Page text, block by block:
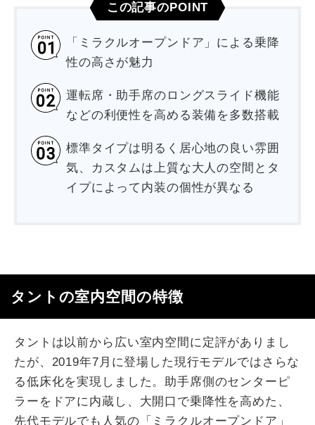
この記事のPOINT
「ミラクルオープンドア」による乗降
性の高さが魅力
運転席・助手席のロングスライド機能
などの利便性を高める装備を多数搭載
標準タイプは明るく居心地の良い雰囲
気、カスタムは上質な大人の空間とタ
イプによって内装の個性が異なる
タントの室内空間の特徴
タントは以前から広い室内空間に定評がありまし
たが、2019年7月に登場した現行モデルではさらな
る低床化を実現しました。助手席側のセンターピ
ラーをドアに内蔵し、大開口で乗降性を高めた、
先代モデルでも人気の「ミラクルオープンドア」